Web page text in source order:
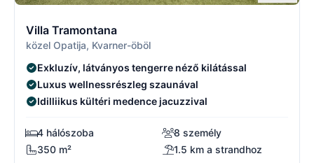
Villa Tramontana
közel Opatija, Kvarner-öböl
Exkluzív, látványos tengerre néző kilátással
Luxus wellnessrészleg szaunával
Idilliikus kültéri medence jacuzzival
4 hálószoba
8 személy
350 m²
1.5 km a strandhoz